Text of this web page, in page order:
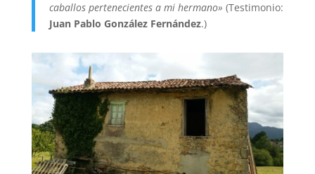
caballos pertenecientes a mi hermano» (Testimonio:
Juan Pablo González Fernández.)